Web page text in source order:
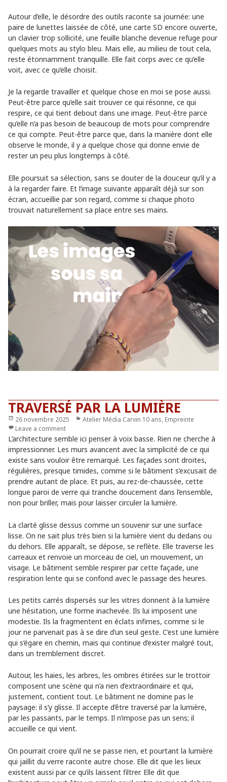
Autour d’elle, le désordre des outils raconte sa journée: une
paire de lunettes laissée de côté, une carte SD encore ouverte,
un clavier trop sollicité, une feuille blanche devenue refuge pour
quelques mots au stylo bleu. Mais elle, au milieu de tout cela,
reste étonnamment tranquille. Elle fait corps avec ce qu’elle
voit, avec ce qu’elle choisit.
Je la regarde travailler et quelque chose en moi se pose aussi.
Peut-être parce qu’elle sait trouver ce qui résonne, ce qui
respire, ce qui tient debout dans une image. Peut-être parce
qu’elle n’a pas besoin de beaucoup de mots pour comprendre
ce qui compte. Peut-être parce que, dans la manière dont elle
observe le monde, il y a quelque chose qui donne envie de
rester un peu plus longtemps à côté.
Elle poursuit sa sélection, sans se douter de la douceur qu’il y a
à la regarder faire. Et l’image suivante apparaît déjà sur son
écran, accueillie par son regard, comme si chaque photo
trouvait naturellement sa place entre ses mains.
TRAVERSÉ PAR LA LUMIÈRE
Publié
le
26 novembre 2025 Catégories
Atelier Média Carvin 10 ans, Empreinte
Leave a comment
L’architecture semble ici penser à voix basse. Rien ne cherche à
impressionner. Les murs avancent avec la simplicité de ce qui
existe sans vouloir être remarqué. Les façades sont droites,
régulières, presque timides, comme si le bâtiment s’excusait de
prendre autant de place. Et puis, au rez-de-chaussée, cette
longue paroi de verre qui tranche doucement dans l’ensemble,
non pour briller, mais pour laisser circuler la lumière.
La clarté glisse dessus comme un souvenir sur une surface
lisse. On ne sait plus très bien si la lumière vient du dedans ou
du dehors. Elle apparaît, se dépose, se reflète. Elle traverse les
carreaux et renvoie un morceau de ciel, un mouvement, un
visage. Le bâtiment semble respirer par cette façade, une
respiration lente qui se confond avec le passage des heures.
Les petits carrés dispersés sur les vitres donnent à la lumière
une hésitation, une forme inachevée. Ils lui imposent une
modestie. Ils la fragmentent en éclats infimes, comme si le
jour ne parvenait pas à se dire d’un seul geste. C’est une lumière
qui s’égare en chemin, mais qui continue d’exister malgré tout,
dans un tremblement discret.
Autour, les haies, les arbres, les ombres étirées sur le trottoir
composent une scène qui n’a rien d’extraordinaire et qui,
justement, contient tout. Le bâtiment ne domine pas le
paysage: il s’y glisse. Il accepte d’être traversé par la lumière,
par les passants, par le temps. Il n’impose pas un sens; il
accueille ce qui vient.
On pourrait croire qu’il ne se passe rien, et pourtant la lumière
qui jaillit du verre raconte autre chose. Elle dit que les lieux
existent aussi par ce qu’ils laissent filtrer. Elle dit que